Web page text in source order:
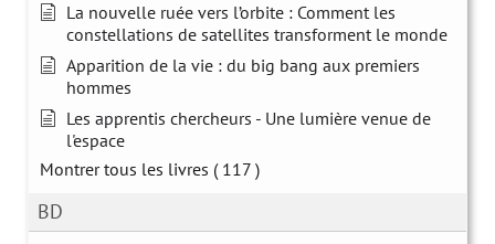
La nouvelle ruée vers l’orbite : Comment les
constellations de satellites transforment le monde
Apparition de la vie : du big bang aux premiers
hommes
Les apprentis chercheurs - Une lumière venue de
l'espace
Montrer tous les livres ( 117 )
BD